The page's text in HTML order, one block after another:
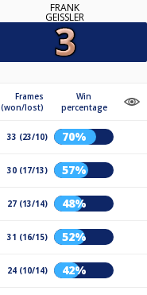
FRANK
GEISSLER
Frames
(won/lost)
Win
percentage
33 (23/10) 70%
30 (17/13) 57%
27 (13/14) 48%
31 (16/15) 52%
24 (10/14) 42%